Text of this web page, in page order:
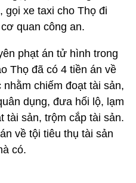
gọi xe taxi cho Thọ đi
quan công an.
phạt án tử hình trong
Thọ đã có 4 tiền án về
chiếm đoạt tài sản,
dụng, đưa hối lộ, lạm
tài sản, trộm cắp tài sản.
về tội tiêu thụ tài sản
có.